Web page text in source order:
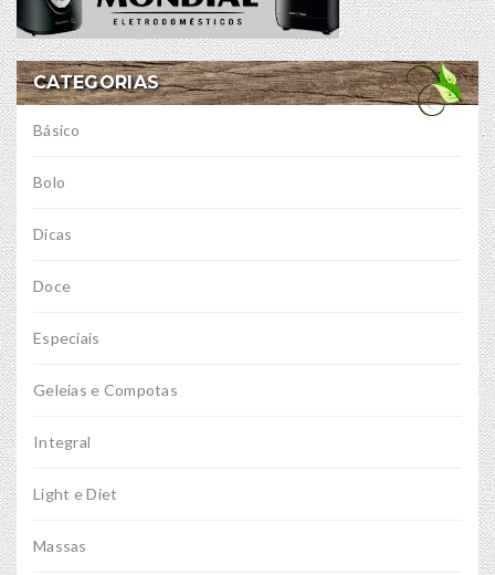
CATEGORIAS
Básico
Bolo
Dicas
Doce
Especiais
Geleias e Compotas
Integral
Light e Diet
Massas